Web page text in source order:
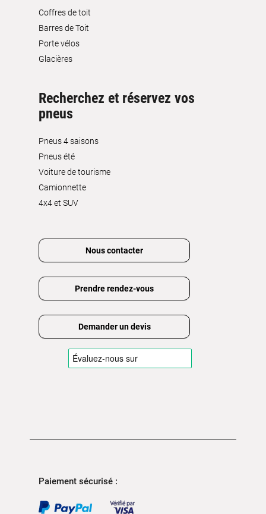
Coffres de toit
Barres de Toit
Porte vélos
Glacières
Recherchez et réservez vos
pneus
Pneus 4 saisons
Pneus été
Voiture de tourisme
Camionnette
4x4 et SUV
Nous contacter
Prendre rendez-vous
Demander un devis
Paiement sécurisé :